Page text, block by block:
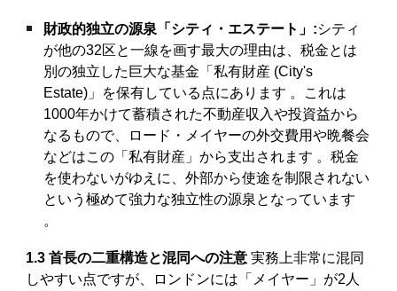
財政的独立の源泉「シティ・エステート」:シティ
が他の32区と一線を画す最大の理由は、税金とは
別の独立した巨大な基金「私有財産 (City's
Estate)」を保有している点にあります 。これは
1000年かけて蓄積された不動産収入や投資益から
なるもので、ロード・メイヤーの外交費用や晩餐会
などはこの「私有財産」から支出されます 。税金
を使わないがゆえに、外部から使途を制限されない
という極めて強力な独立性の源泉となっています
。
1.3 首長の二重構造と混同への注意 実務上非常に混同
しやすい点ですが、ロンドンには「メイヤー」が2人